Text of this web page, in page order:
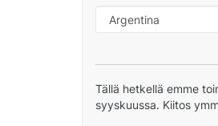
Tällä hetkellä emme
syyskuussa. Kiitos